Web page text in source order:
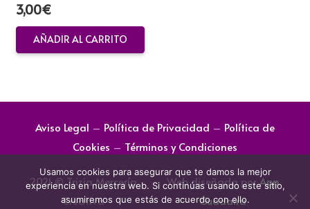
3,00€
AÑADIR AL CARRITO
Aviso Legal – Política de Privacidad – Política de
Cookies – Términos y Condiciones
2021 © Trizia Mercería
Creativa
Web diseñada porApp
Guadaira
Usamos cookies para asegurar que te damos la mejor
experiencia en nuestra web. Si continúas usando este sitio,
asumiremos que estás de acuerdo con ello.